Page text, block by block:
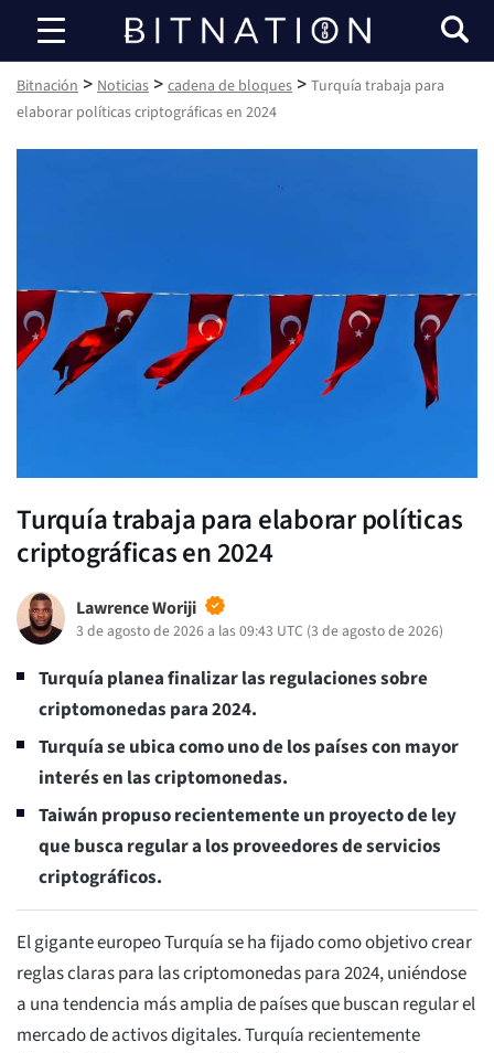
Bitnación
Bitnación > Noticias > cadena de bloques > Turquía trabaja para
elaborar políticas criptográficas en 2024
Turquía trabaja para elaborar políticas
criptográficas en 2024
Lawrence Woriji
3 de agosto de 2026 a las 09:43 UTC (3 de agosto de 2026)
Turquía planea finalizar las regulaciones sobre
criptomonedas para 2024.
Turquía se ubica como uno de los países con mayor
interés en las criptomonedas.
Taiwán propuso recientemente un proyecto de ley
que busca regular a los proveedores de servicios
criptográficos.
El gigante europeo Turquía se ha fijado como objetivo crear
reglas claras para las criptomonedas para 2024, uniéndose
a una tendencia más amplia de países que buscan regular el
mercado de activos digitales. Turquía recientemente